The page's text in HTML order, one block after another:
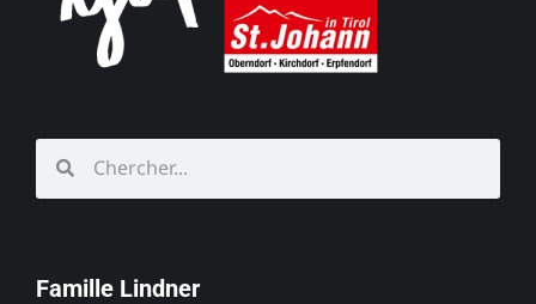
Famille Lindner